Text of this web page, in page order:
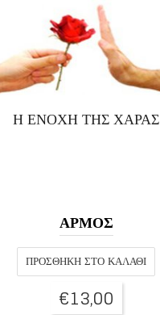
Η ΕΝΟΧΗ ΤΗΣ ΧΑΡΑΣ
ΑΡΜΟΣ
ΠΡΟΣΘΉΚΗ ΣΤΟ ΚΑΛΆΘΙ
€13,00